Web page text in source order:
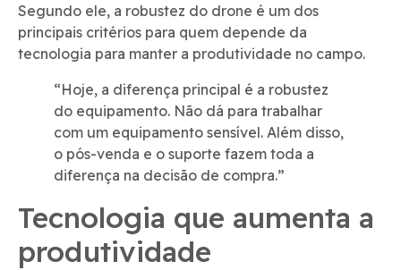
Segundo ele, a robustez do drone é um dos
principais critérios para quem depende da
tecnologia para manter a produtividade no campo.
“Hoje, a diferença principal é a robustez
do equipamento. Não dá para trabalhar
com um equipamento sensível. Além disso,
o pós-venda e o suporte fazem toda a
diferença na decisão de compra.”
Tecnologia que aumenta a
produtividade